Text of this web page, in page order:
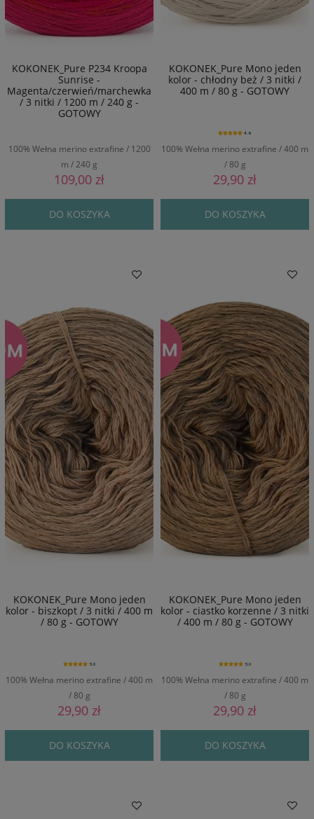
KOKONEK_Pure P234 Kroopa
Sunrise -
Magenta/czerwień/marchewka
/ 3 nitki / 1200 m / 240 g -
GOTOWY
100% Wełna merino extrafine / 1200
m / 240 g
109,00 zł
DO KOSZYKA
KOKONEK_Pure Mono jeden
kolor - chłodny beż / 3 nitki /
400 m / 80 g - GOTOWY
100% Wełna merino extrafine / 400 m
/ 80 g
4.9
29,90 zł
DO KOSZYKA
KOKONEK_Pure Mono jeden
kolor - biszkopt / 3 nitki / 400 m
/ 80 g - GOTOWY
100% Wełna merino extrafine / 400 m
/ 80 g
5.0
29,90 zł
DO KOSZYKA
KOKONEK_Pure Mono jeden
kolor - ciastko korzenne / 3 nitki
/ 400 m / 80 g - GOTOWY
100% Wełna merino extrafine / 400 m
/ 80 g
5.0
29,90 zł
DO KOSZYKA